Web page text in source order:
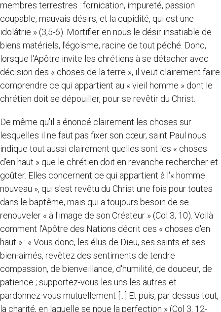
membres terrestres : fornication, impureté, passion
coupable, mauvais désirs, et la cupidité, qui est une
idolâtrie » (3,5-6). Mortifier en nous le désir insatiable de
biens matériels, l'égoïsme, racine de tout péché. Donc,
lorsque l'Apôtre invite les chrétiens à se détacher avec
décision des « choses de la terre », il veut clairement faire
comprendre ce qui appartient au « vieil homme » dont le
chrétien doit se dépouiller, pour se revêtir du Christ.
De même qu'il a énoncé clairement les choses sur
lesquelles il ne faut pas fixer son cœur, saint Paul nous
indique tout aussi clairement quelles sont les « choses
d'en haut » que le chrétien doit en revanche rechercher et
goûter. Elles concernent ce qui appartient à l'« homme
nouveau », qui s'est revêtu du Christ une fois pour toutes
dans le baptême, mais qui a toujours besoin de se
renouveler « à l'image de son Créateur » (Col 3, 10). Voilà
comment l'Apôtre des Nations décrit ces « choses d'en
haut » : « Vous donc, les élus de Dieu, ses saints et ses
bien-aimés, revêtez des sentiments de tendre
compassion, de bienveillance, d'humilité, de douceur, de
patience ; supportez-vous les uns les autres et
pardonnez-vous mutuellement [...] Et puis, par dessus tout,
la charité, en laquelle se noue la perfection » (Col 3, 12-